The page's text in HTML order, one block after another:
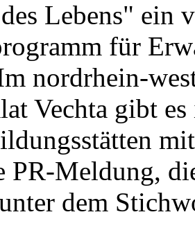
Lebens" ein
für
nordrhein-
Vechta gibt es
PR-Meldung,
dem